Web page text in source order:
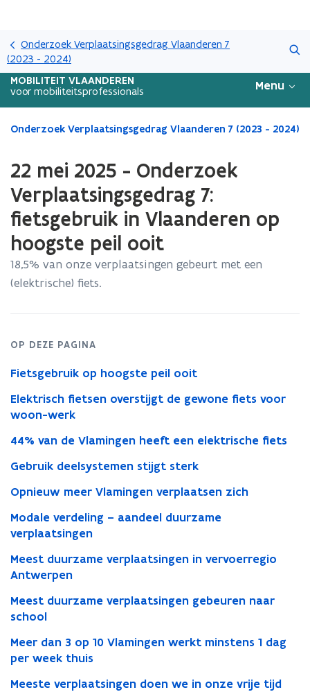
en
de
Onderzoek Verplaatsingsgedrag Vlaanderen 7
(2023 - 2024)
Zoeken
MOBILITEIT VLAANDEREN
voor mobiliteitsprofessionals Menu
Gedaan
bevindt
zich
op:
mei
2025
Onderzoek
op
peil
ooit
Onderzoek Verplaatsingsgedrag Vlaanderen 7 (2023 - 2024)
22 mei 2025 - Onderzoek
Verplaatsingsgedrag 7:
fietsgebruik in Vlaanderen op
hoogste peil ooit
18,5% van onze verplaatsingen gebeurt met een
(elektrische) fiets.
OP DEZE PAGINA
Fietsgebruik op hoogste peil ooit
Elektrisch fietsen overstijgt de gewone fiets voor
woon-werk
44% van de Vlamingen heeft een elektrische fiets
Gebruik deelsystemen stijgt sterk
Opnieuw meer Vlamingen verplaatsen zich
Modale verdeling – aandeel duurzame
verplaatsingen
Meest duurzame verplaatsingen in vervoerregio
Antwerpen
Meest duurzame verplaatsingen gebeuren naar
school
Meer dan 3 op 10 Vlamingen werkt minstens 1 dag
per week thuis
Meeste verplaatsingen doen we in onze vrije tijd